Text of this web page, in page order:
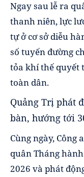
Ngay sau lễ ra
thanh niên, lực
tự ở cơ sở diễu
số tuyến đường
tỏa khí thế quyết
toàn dân.
Quảng Trị phát
bàn, hướng tới
Cùng ngày, Công
quân Tháng
2026 và phát